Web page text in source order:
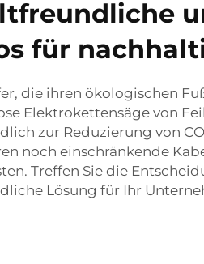
für
die ihren ökologischen
Elektrokettensäge von
zur Reduzierung von
noch einschränkende
Treffen Sie die
Lösung für Ihr